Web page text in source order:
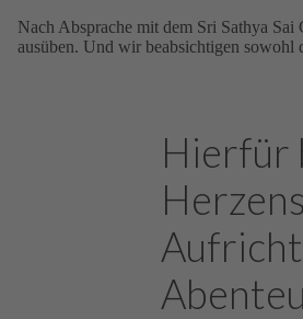
Nach Absprache mit dem Sri Sathya
ausüben. Und wir beabsichtigen sowohl
Hierfür